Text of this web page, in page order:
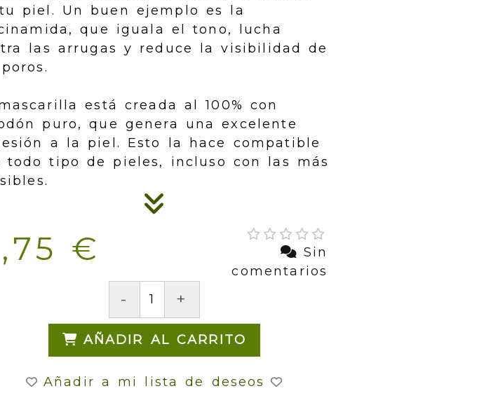
piel. Un buen ejemplo es la
que iguala el tono, lucha
las arrugas y reduce la visibilidad de
está creada al 100% con
puro, que genera una excelente
a la piel. Esto la hace compatible
todo tipo de pieles, incluso con las más
€
Sin
comentarios
- +
AÑADIR AL CARRITO
Añadir a mi lista de deseos